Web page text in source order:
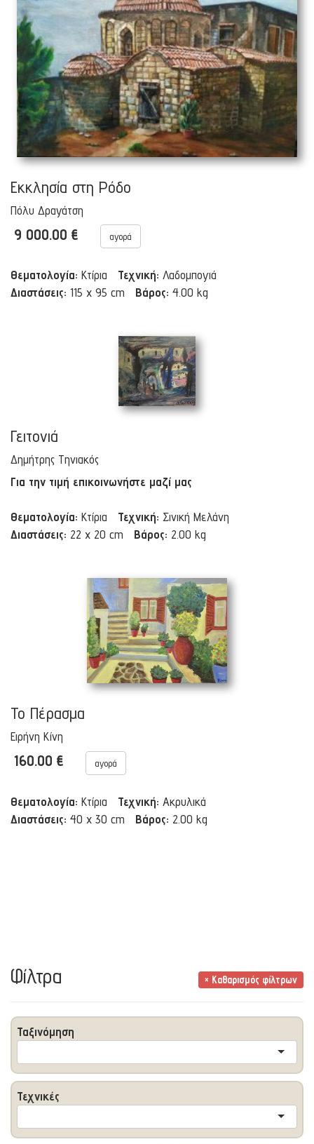
Εκκλησία στη Ρόδο
Πόλυ Δραγάτση
9 000.00 € αγορά
Θεματολογία: Κτίρια Τεχνική: Λαδομπογιά
Διαστάσεις: 115 x 95 cm Βάρος: 4.00 kg
Γειτονιά
Δημήτρης Τηνιακός
Για την τιμή επικοινωνήστε μαζί μας
Θεματολογία: Κτίρια Τεχνική: Σινική Μελάνη
Διαστάσεις: 22 x 20 cm Βάρος: 2.00 kg
Το Πέρασμα
Ειρήνη Κίνη
160.00 € αγορά
Θεματολογία: Κτίρια Τεχνική: Ακρυλικά
Διαστάσεις: 40 x 30 cm Βάρος: 2.00 kg
Φίλτρα × Καθαρισμός φίλτρων
Ταξινόμηση
Τεχνικές